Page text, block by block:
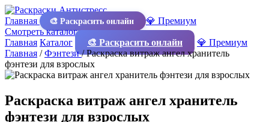
Главная 🎨 Раскрасить онлайн
💎 Премиум
Смотреть каталог
Главная Каталог 🎨 Раскрасить онлайн
💎 Премиум
Главная /Фэнтези/Раскраска витраж ангел хранитель
фэнтези для взрослых
Раскраска витраж ангел хранитель
фэнтези для взрослых